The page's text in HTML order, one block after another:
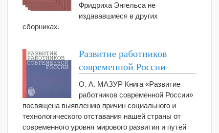
Фридриха Энгельса не
издававшиеся в других
сборниках.
Развитие работников
современной России
О. А. МАЗУР Книга «Развитие
работников современной России»
посвящена выявлению причин социального и
технологического отставания нашей страны от
современного уровня мирового развития и путей